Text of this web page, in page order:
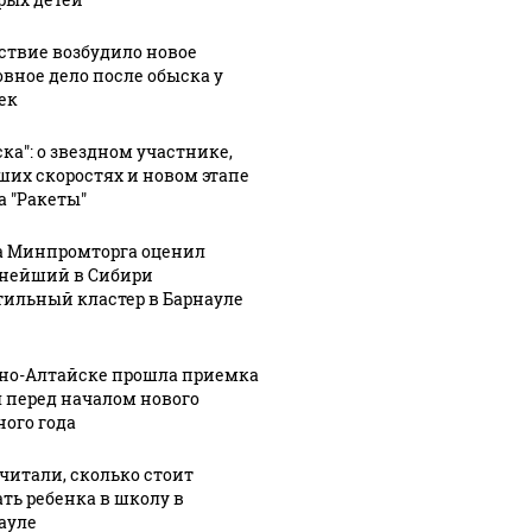
в
берег
08 августа, 10:13
показал
главе
высоты
Нагорного
возбудило новое
дело после обыска у
о звездном участнике,
скоростях и новом этапе
"Ракеты"
Минпромторга оценил
в Сибири
кластер в Барнауле
Алтайске прошла приемка
началом нового
года
сколько стоит
ребенка в школу в